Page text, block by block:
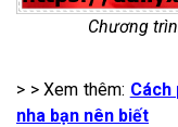
Chương
> > Xem thêm: Cách
nha bạn nên biết